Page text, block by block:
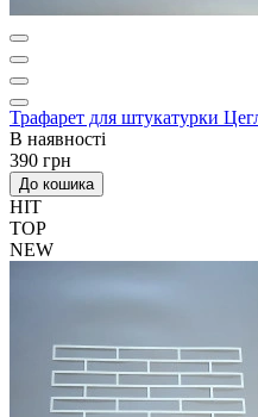
Трафарет для штукатурки
В наявності
390 грн
До кошика
HIT
TOP
NEW